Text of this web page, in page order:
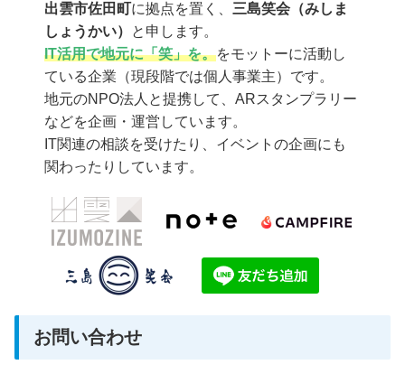
出雲市佐田町に拠点を置く、 三島笑会（みしま
しょうかい）
と申します。
IT活用で地元に「笑」を。をモットーに活動し
ている企業（現段階では個人事業主）です。
地元のNPO法人と提携して、ARスタンプラリー
などを企画・運営しています。
IT関連の相談を受けたり、イベントの企画にも
関わったりしています。
お問い合わせ